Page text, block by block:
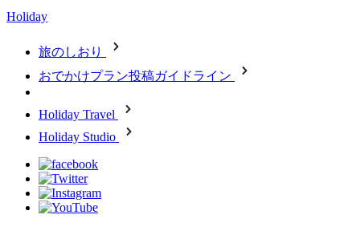
Holiday
旅のしおり
おでかけプラン投稿ガイドライン
Holiday Travel
Holiday Studio